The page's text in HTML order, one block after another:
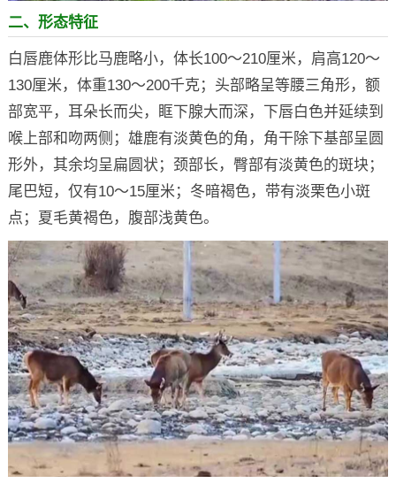
二、形态特征
白唇鹿体形比马鹿略小，体长100～210厘米，肩高120～
130厘米，体重130～200千克；头部略呈等腰三角形，额
部宽平，耳朵长而尖，眶下腺大而深，下唇白色并延续到
喉上部和吻两侧；雄鹿有淡黄色的角，角干除下基部呈圆
形外，其余均呈扁圆状；颈部长，臀部有淡黄色的斑块；
尾巴短，仅有10～15厘米；冬暗褐色，带有淡栗色小斑
点；夏毛黄褐色，腹部浅黄色。